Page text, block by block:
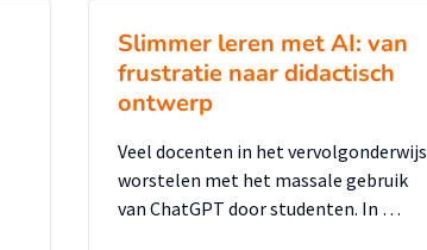
Slimmer leren met AI: van
frustratie naar didactisch
ontwerp
Veel docenten in het vervolgonderwijs
worstelen met het massale gebruik
van ChatGPT door studenten. In …